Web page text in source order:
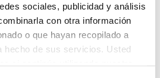
sociales, publicidad y análisis
con otra información
o que hayan recopilado a
hecho de sus servicios. Usted